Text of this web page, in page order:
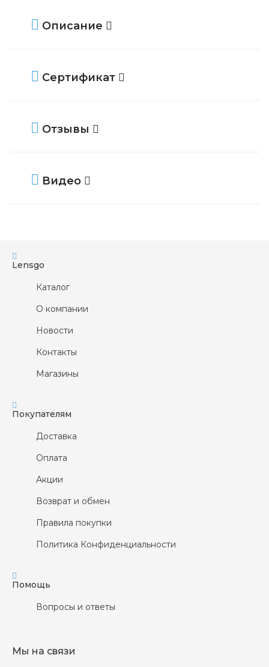
Влагосодержание, %
Оптическая сила
Описание
Сертификат
Отзывы
Видео
Lensgo
Каталог
О компании
Новости
Контакты
Магазины
Покупателям
Доставка
Оплата
Акции
Возврат и обмен
Правила покупки
Политика Конфиденциальности
Помощь
Вопросы и ответы
Мы на связи